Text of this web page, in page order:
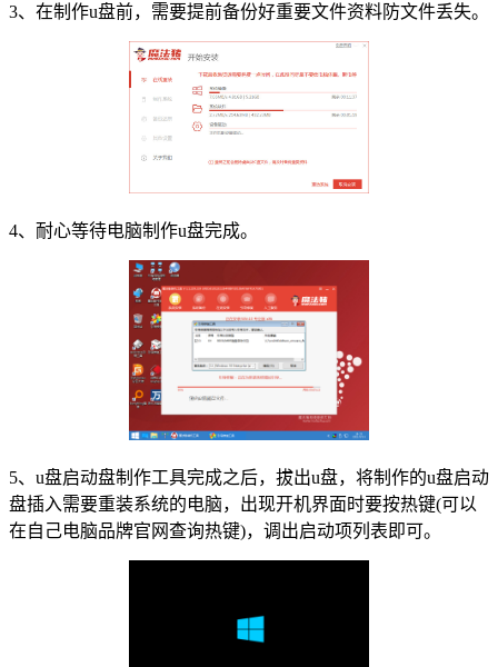
3、在制作u盘前，需要提前备份好重要文件资料防文件丢失。
4、耐心等待电脑制作u盘完成。
5、u盘启动盘制作工具完成之后，拔出u盘，将制作的u盘启动
盘插入需要重装系统的电脑，出现开机界面时要按热键(可以
在自己电脑品牌官网查询热键)，调出启动项列表即可。